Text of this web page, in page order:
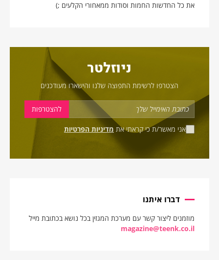
את כל החדשות החמות וסודות ממאחורי הקלעים ;)
ניוזלטר
הצטרפו לרשימת התפוצה שלנו והישארו מעודכנים
אני מאשר/ת כי קראתי את מדיניות הפרטיות
דברו איתנו
מוזמנים ליצור קשר עם מערכת המגזין בכל נושא בכתובת מייל
magazine@teenk.co.il